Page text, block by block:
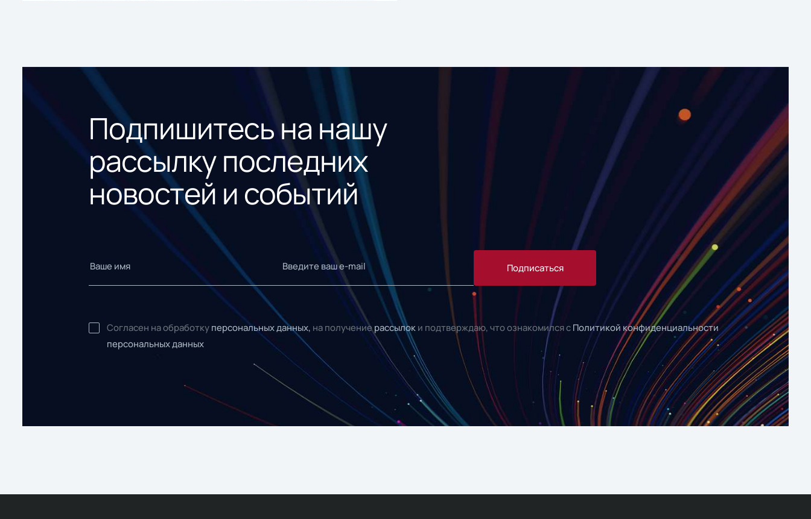
Подпишитесь на нашу
рассылку последних
новостей и событий
Подписаться
Согласен на обработку персональных данных, на получениерассылок и подтверждаю, что ознакомился с Политикой конфиденциальности
персональных данных